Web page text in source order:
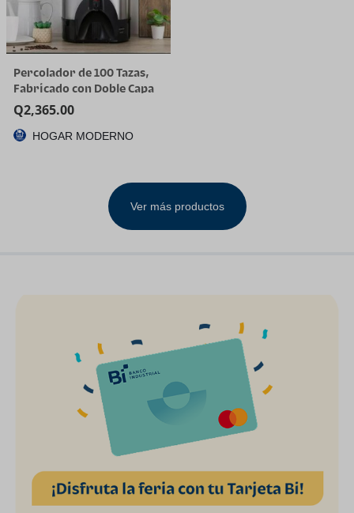
Percolador de 100 Tazas,
Fabricado con Doble Capa
de Acero Inoxidable
Q2,365.00
HOGAR MODERNO
Ver más productos